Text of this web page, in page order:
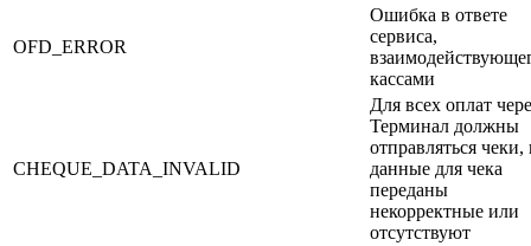
OFD_ERROR
Ошибка в ответе
сервиса,
кассами
CHEQUE_DATA_INVALID
Для всех оплат
Терминал должны
отправляться чеки,
данные для чека
переданы
некорректные или
отсутствуют